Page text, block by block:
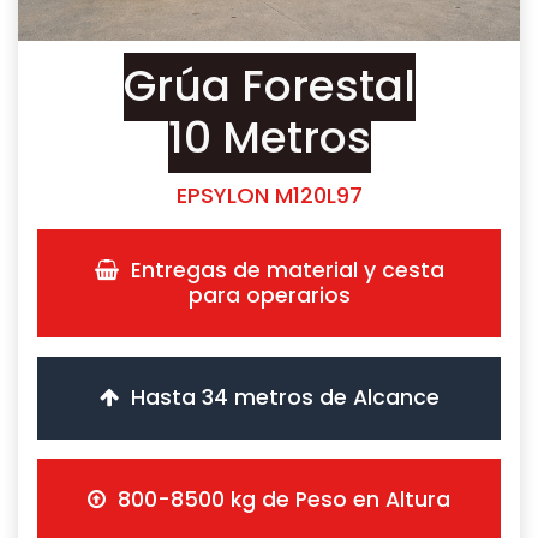
Grúa Forestal
10 Metros
EPSYLON M120L97
Entregas de material y cesta
para operarios
Hasta 34 metros de Alcance
800-8500 kg de Peso en Altura